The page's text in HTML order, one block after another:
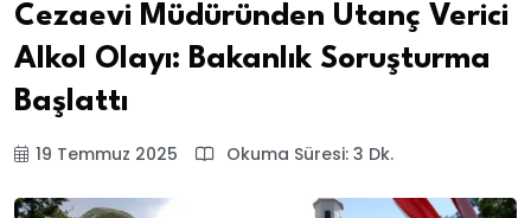
Cezaevi Müdüründen Utanç Verici
Alkol Olayı: Bakanlık Soruşturma
Başlattı
19 Temmuz 2025 Okuma Süresi: 3 Dk.